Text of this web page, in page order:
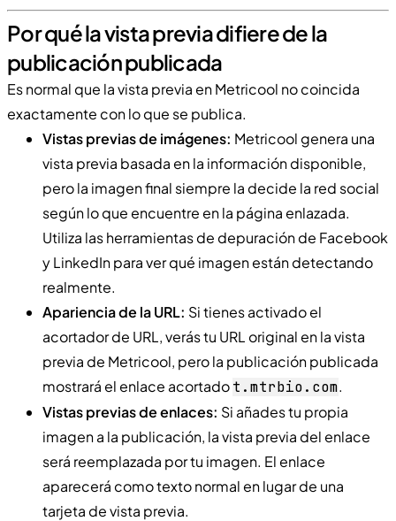
Por qué la vista previa difiere de la
publicación publicada
Es normal que la vista previa en Metricool no coincida
exactamente con lo que se publica.
Vistas previas de imágenes: Metricool genera una
vista previa basada en la información disponible,
pero la imagen final siempre la decide la red social
según lo que encuentre en la página enlazada.
Utiliza las herramientas de depuración de Facebook
y LinkedIn para ver qué imagen están detectando
realmente.
Apariencia de la URL: Si tienes activado el
acortador de URL, verás tu URL original en la vista
previa de Metricool, pero la publicación publicada
mostrará el enlace acortadot.mtrbio.com.
Vistas previas de enlaces: Si añades tu propia
imagen a la publicación, la vista previa del enlace
será reemplazada por tu imagen. El enlace
aparecerá como texto normal en lugar de una
tarjeta de vista previa.